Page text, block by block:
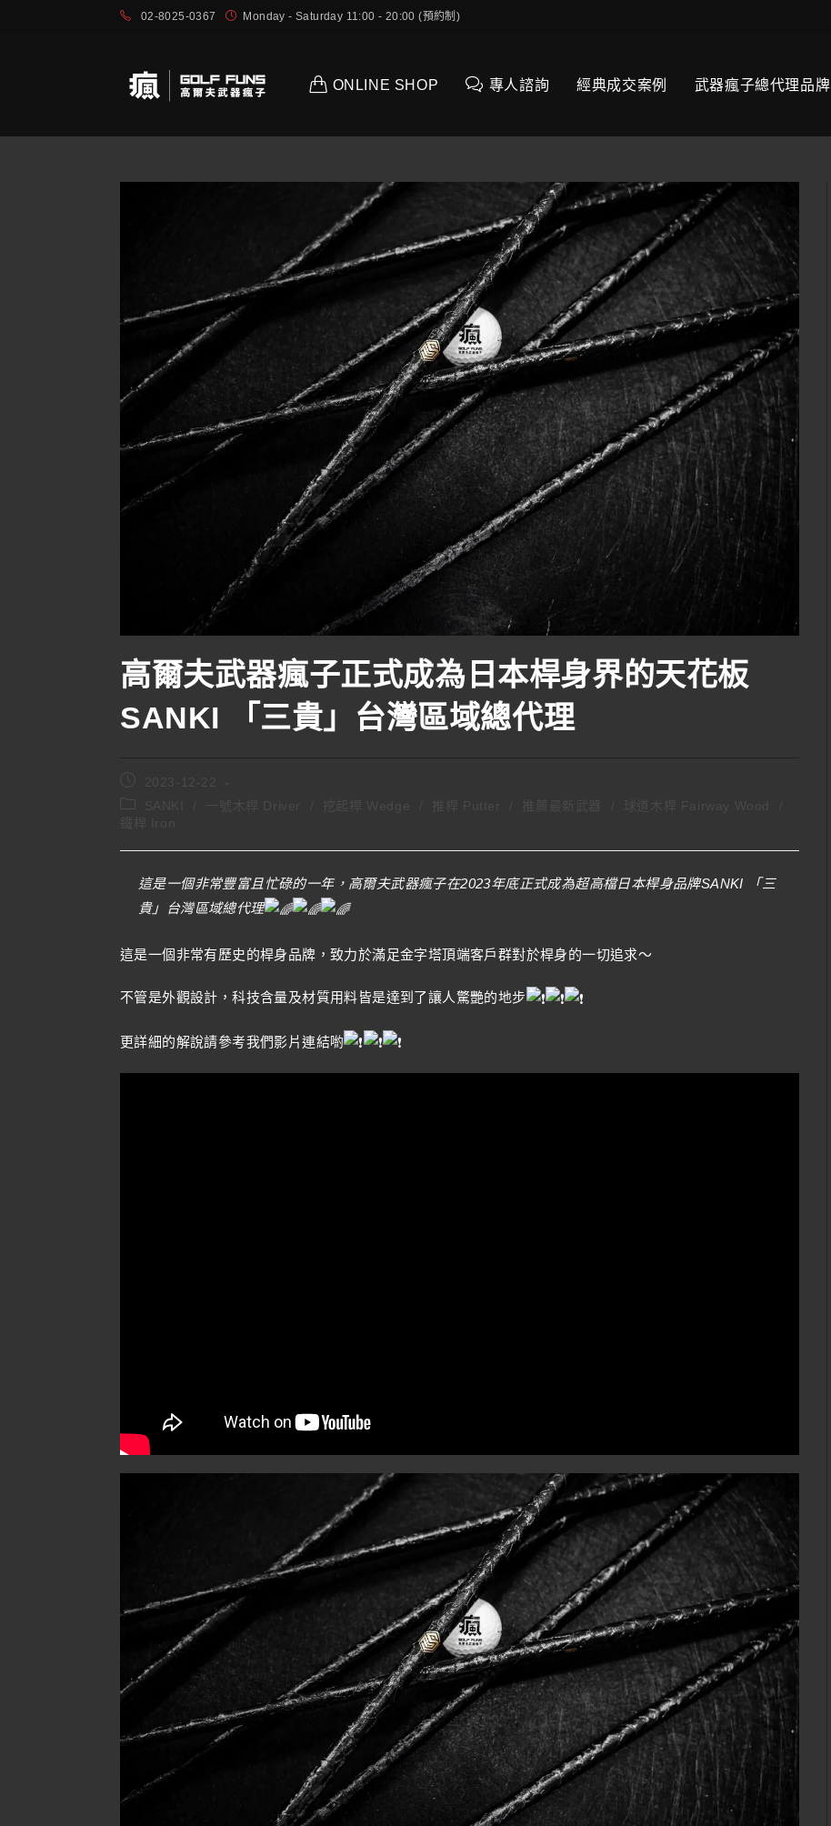
02-8025-0367 Monday - Saturday 11:00 - 20:00 (預約制)
ONLINE SHOP 專人諮詢 經典成交案例 武器瘋子總代理品牌
高爾夫武器瘋子正式成為日本桿身界的天花板
SANKI 「三貴」台灣區域總代理
2023-12-22
鐵桿 Iron
這是一個非常豐富且忙碌的一年，高爾夫武器瘋子在2023年底正式成為超高檔日本桿身品牌SANKI 「三
貴」台灣區域總代理
這是一個非常有歷史的桿身品牌，致力於滿足金字塔頂端客戶群對於桿身的一切追求～
不管是外觀設計，科技含量及材質用料皆是達到了讓人驚艷的地步
更詳細的解說請參考我們影片連結喲